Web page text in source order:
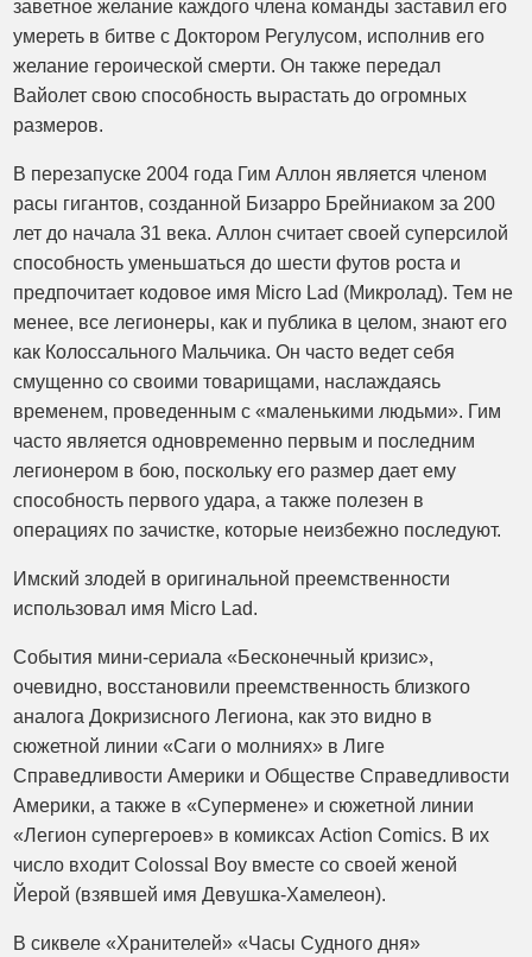
заветное желание каждого члена команды заставил его
умереть в битве с Доктором Регулусом, исполнив его
желание героической смерти. Он также передал
Вайолет свою способность вырастать до огромных
размеров.
В перезапуске 2004 года Гим Аллон является членом
расы гигантов, созданной Бизарро Брейниаком за 200
лет до начала 31 века. Аллон считает своей суперсилой
способность уменьшаться до шести футов роста и
предпочитает кодовое имя Micro Lad (Микролад). Тем не
менее, все легионеры, как и публика в целом, знают его
как Колоссального Мальчика. Он часто ведет себя
смущенно со своими товарищами, наслаждаясь
временем, проведенным с «маленькими людьми». Гим
часто является одновременно первым и последним
легионером в бою, поскольку его размер дает ему
способность первого удара, а также полезен в
операциях по зачистке, которые неизбежно последуют.
Имский злодей в оригинальной преемственности
использовал имя Micro Lad.
События мини-сериала «Бесконечный кризис»,
очевидно, восстановили преемственность близкого
аналога Докризисного Легиона, как это видно в
сюжетной линии «Саги о молниях» в Лиге
Справедливости Америки и Обществе Справедливости
Америки, а также в «Супермене» и сюжетной линии
«Легион супергероев» в комиксах Action Comics. В их
число входит Colossal Boy вместе со своей женой
Йерой (взявшей имя Девушка-Хамелеон).
В сиквеле «Хранителей» «Часы Судного дня»